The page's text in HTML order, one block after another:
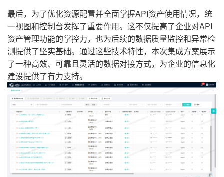
最后，为了优化资源配置并全面掌握API资产使用情况，统
一视图和控制台发挥了重要作用。这不仅提高了企业对API
资产管理功能的掌控力，也为后续的数据质量监控和异常检
测提供了坚实基础。通过这些技术特性，本次集成方案展示
了一种高效、可靠且灵活的数据对接方式，为企业的信息化
建设提供了有力支持。